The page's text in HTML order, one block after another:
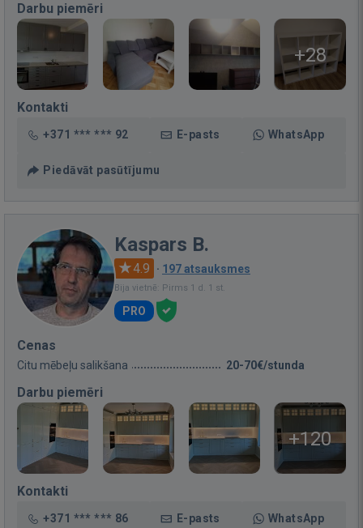
Darbu piemēri
+28
Kontakti
+371 *** *** 92 E-pasts WhatsApp
Piedāvāt pasūtījumu
Kaspars B.
4.9 · 197 atsauksmes
Bija vietnē: Pirms 1 d. 1 st.
PRO
Cenas
Citu mēbeļu salikšana 20-70€/stunda
Darbu piemēri
+120
Kontakti
+371 *** *** 86 E-pasts WhatsApp